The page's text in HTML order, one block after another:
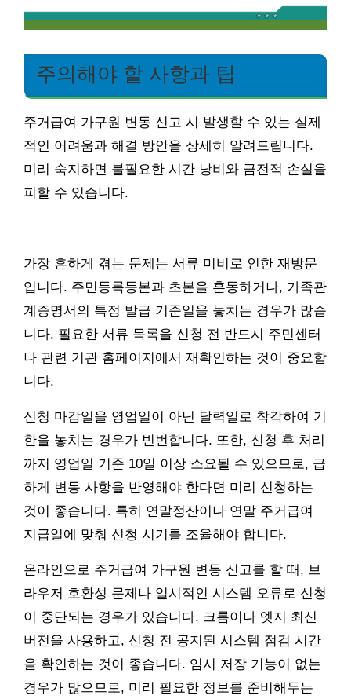
주의해야 할 사항과 팁
주거급여 가구원 변동 신고 시 발생할 수 있는 실제
적인 어려움과 해결 방안을 상세히 알려드립니다.
미리 숙지하면 불필요한 시간 낭비와 금전적 손실을
피할 수 있습니다.
가장 흔하게 겪는 문제는 서류 미비로 인한 재방문
입니다. 주민등록등본과 초본을 혼동하거나, 가족관
계증명서의 특정 발급 기준일을 놓치는 경우가 많습
니다. 필요한 서류 목록을 신청 전 반드시 주민센터
나 관련 기관 홈페이지에서 재확인하는 것이 중요합
니다.
신청 마감일을 영업일이 아닌 달력일로 착각하여 기
한을 놓치는 경우가 빈번합니다. 또한, 신청 후 처리
까지 영업일 기준 10일 이상 소요될 수 있으므로, 급
하게 변동 사항을 반영해야 한다면 미리 신청하는
것이 좋습니다. 특히 연말정산이나 연말 주거급여
지급일에 맞춰 신청 시기를 조율해야 합니다.
온라인으로 주거급여 가구원 변동 신고를 할 때, 브
라우저 호환성 문제나 일시적인 시스템 오류로 신청
이 중단되는 경우가 있습니다. 크롬이나 엣지 최신
버전을 사용하고, 신청 전 공지된 시스템 점검 시간
을 확인하는 것이 좋습니다. 임시 저장 기능이 없는
경우가 많으므로, 미리 필요한 정보를 준비해두는